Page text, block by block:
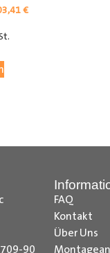
Maxus e-deliver 3
Nissan
Combo
Expert
€
90
FAQ
Kontakt
Über Uns